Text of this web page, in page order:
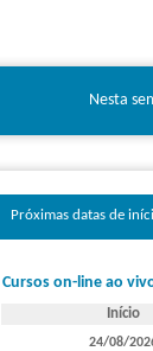
como, ter
Exame(s):
MS-102
Nesta
Próximas datas de
Cursos on-line ao
Início
24/08/